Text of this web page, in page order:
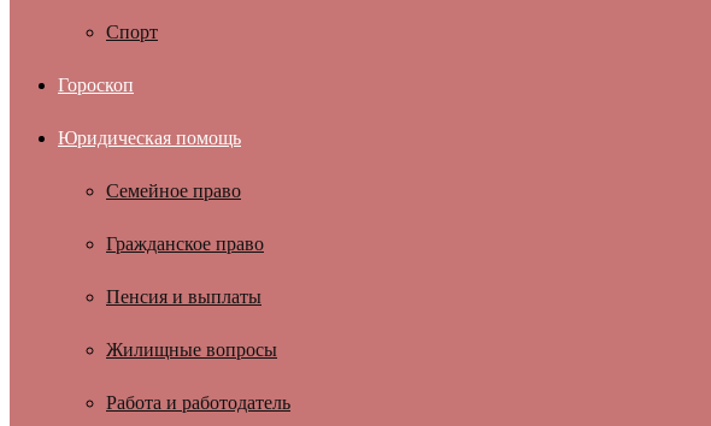
Спорт
Гороскоп
Юридическая помощь
Семейное право
Гражданское право
Пенсия и выплаты
Жилищные вопросы
Работа и работодатель